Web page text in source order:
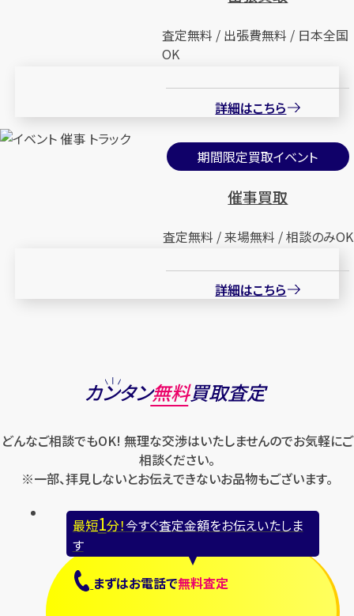
査定無料 / 出張費無料 / 日本全国
OK
詳細はこちら
期間限定買取イベント
催事買取
査定無料 / 来場無料 / 相談のみOK
詳細はこちら
カンタン無料買取査定
どんなご相談でもOK! 無理な交渉はいたしませんのでお気軽にご
相談ください。
※一部、拝見しないとお伝えできないお品物もございます。
最短1分！今すぐ査定金額をお伝えいたしま
す
まずはお電話で無料査定